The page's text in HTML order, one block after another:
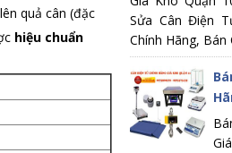
quả cân (đặc
hiệu chuẩn
Sửa Cân Điện
Chính Hãng, Bán